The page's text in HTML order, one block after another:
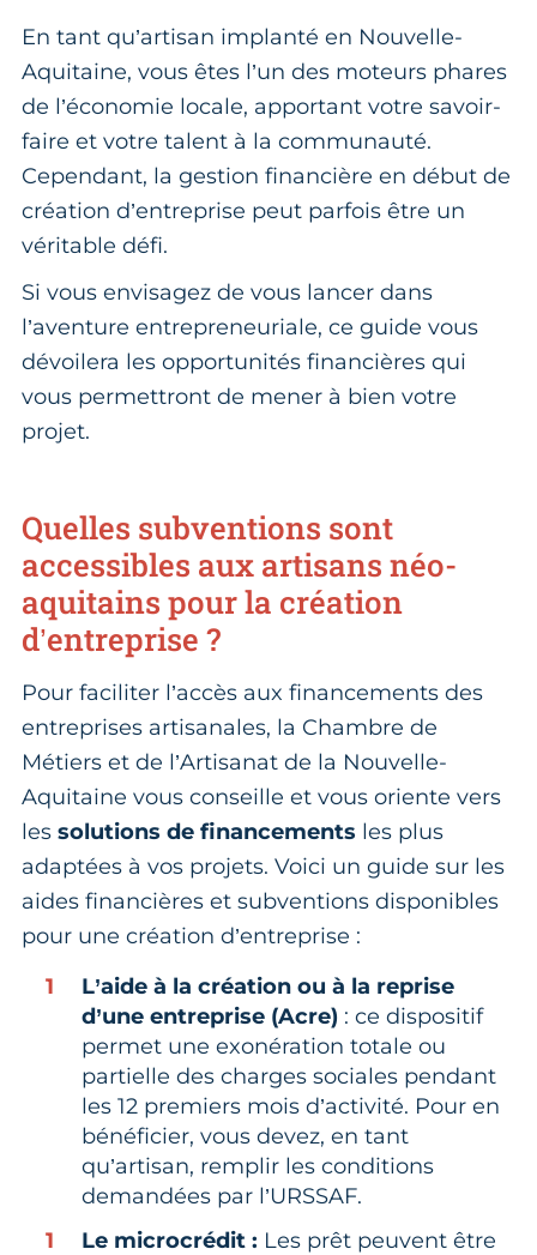
En tant qu’artisan implanté en Nouvelle-
Aquitaine, vous êtes l’un des moteurs phares
de l’économie locale, apportant votre savoir-
faire et votre talent à la communauté.
Cependant, la gestion financière en début de
création d’entreprise peut parfois être un
véritable défi.
Si vous envisagez de vous lancer dans
l’aventure entrepreneuriale, ce guide vous
dévoilera les opportunités financières qui
vous permettront de mener à bien votre
projet.
Quelles subventions sont
accessibles aux artisans néo-
aquitains pour la création
d’entreprise ?
Pour faciliter l’accès aux financements des
entreprises artisanales, la Chambre de
Métiers et de l’Artisanat de la Nouvelle-
Aquitaine vous conseille et vous oriente vers
les solutions de financements les plus
adaptées à vos projets. Voici un guide sur les
aides financières et subventions disponibles
pour une création d’entreprise :
L’aide à la création ou à la reprise
d’une entreprise (Acre) : ce dispositif
permet une exonération totale ou
partielle des charges sociales pendant
les 12 premiers mois d’activité. Pour en
bénéficier, vous devez, en tant
qu’artisan, remplir les conditions
demandées par l’URSSAF.
Le microcrédit : Les prêt peuvent être